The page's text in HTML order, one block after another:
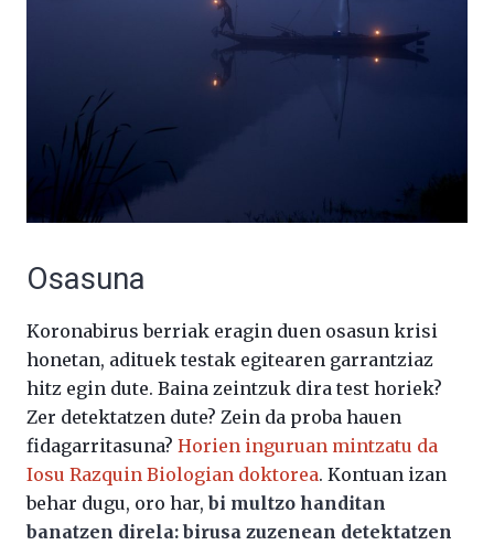
Osasuna
Koronabirus berriak eragin duen osasun krisi
honetan, adituek testak egitearen garrantziaz
hitz egin dute. Baina zeintzuk dira test horiek?
Zer detektatzen dute? Zein da proba hauen
fidagarritasuna? Horien inguruan mintzatu da
Iosu Razquin Biologian doktorea. Kontuan izan
behar dugu, oro har,bi multzo handitan
banatzen direla: birusa zuzenean detektatzen